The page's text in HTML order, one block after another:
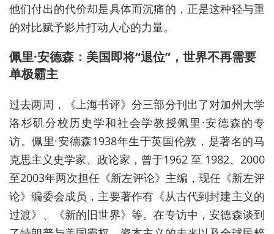
他们付出的代价却是具体而沉痛的，正是这种轻与重
的对比赋予影片打动人心的力量。
佩里·安德森：美国即将“退位”，世界不再需要
单极霸主
过去两周，《上海书评》分三部分刊出了对加州大学
洛杉矶分校历史学和社会学教授佩里·安德森的专
访。佩里·安德森1938年生于英国伦敦，是著名的马
克思主义史学家、政论家，曾于1962 至 1982、2000
至2003年两次担任《新左评论》主编，现任《新左评
论》编委会成员，主要著作有《从古代到封建主义的
过渡》、《新的旧世界》等。在专访中，安德森谈到